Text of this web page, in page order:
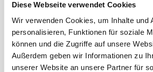
Diese Webseite verwendet Cookies
Wir verwenden Cookies, um Inhalte und
personalisieren, Funktionen für soziale
können und die Zugriffe auf unsere
Außerdem geben wir Informationen zu
unserer Website an unsere Partner für
März 2020
Februar 2020
Januar 2020